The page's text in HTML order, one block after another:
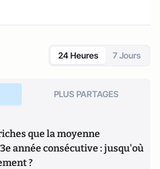
24 Heures 7 Jours
PLUS PARTAGES
que la moyenne
année consécutive : jusqu'où
?